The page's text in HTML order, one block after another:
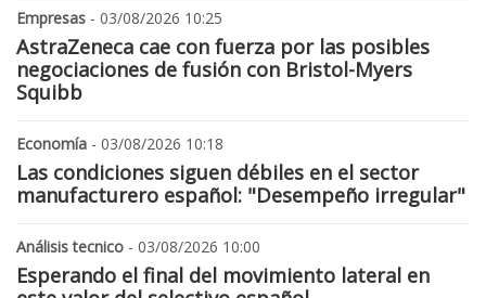
Empresas - 03/08/2026 10:25
AstraZeneca cae con fuerza por las posibles
negociaciones de fusión con Bristol-Myers
Squibb
Economía - 03/08/2026 10:18
Las condiciones siguen débiles en el sector
manufacturero español: "Desempeño irregular"
Análisis tecnico - 03/08/2026 10:00
Esperando el final del movimiento lateral en